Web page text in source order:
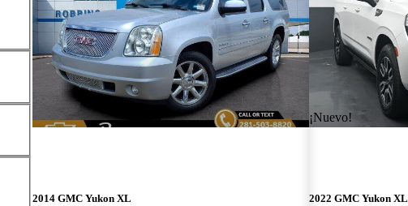
2014 GMC Yukon XL
¡Nuevo!
2022 GMC Yukon XL